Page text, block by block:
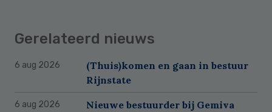
Gerelateerd nieuws
6 aug 2026
(Thuis)komen en gaan in bestuur
Rijnstate
6 aug 2026 Nieuwe bestuurder bij Gemiva